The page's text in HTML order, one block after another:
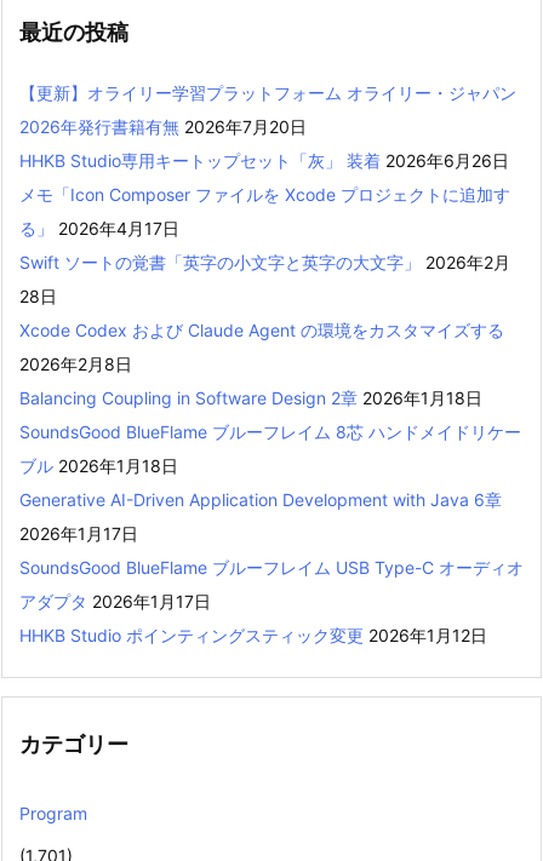
最近の投稿
【更新】オライリー学習プラットフォーム オライリー・ジャパン
2026年発行書籍有無 2026年7月20日
HHKB Studio専用キートップセット「灰」 装着 2026年6月26日
メモ「Icon Composer ファイルを Xcode プロジェクトに追加す
る」
2026年4月17日
Swift ソートの覚書「英字の小文字と英字の大文字」
2026年2月
28日
Xcode Codex および Claude Agent の環境をカスタマイズする
2026年2月8日
Balancing Coupling in Software Design 2章 2026年1月18日
SoundsGood BlueFlame ブルーフレイム 8芯 ハンドメイドリケー
ブル 2026年1月18日
Generative AI-Driven Application Development with Java 6章
2026年1月17日
SoundsGood BlueFlame ブルーフレイム USB Type-C オーディオ
アダプタ 2026年1月17日
HHKB Studio ポインティングスティック変更 2026年1月12日
カテゴリー
Program
(1,701)